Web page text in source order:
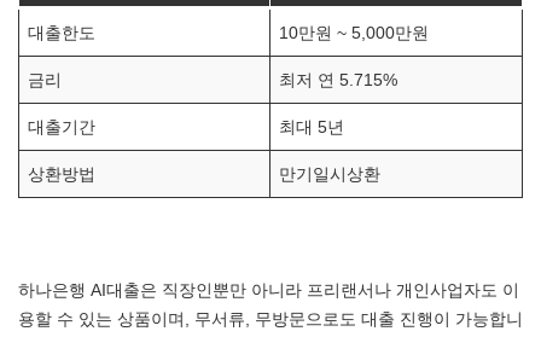
대출한도 10만원 ~ 5,000만원
금리 최저 연 5.715%
대출기간 최대 5년
상환방법 만기일시상환
하나은행 AI대출은 직장인뿐만 아니라 프리랜서나 개인사업자도 이
용할 수 있는 상품이며, 무서류, 무방문으로도 대출 진행이 가능합니